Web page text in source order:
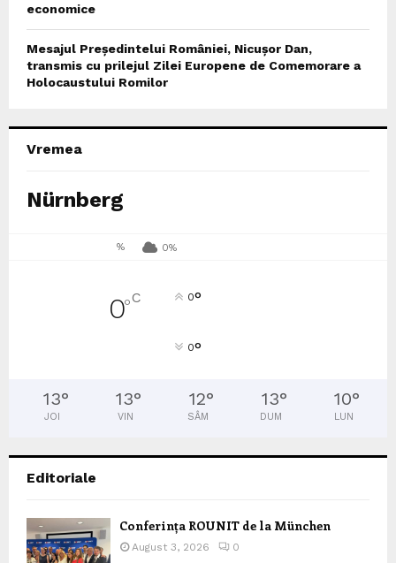
economice
Mesajul Președintelui României, Nicușor Dan,
transmis cu prilejul Zilei Europene de Comemorare a
Holocaustului Romilor
Vremea
Nürnberg
% 0%
0°C 0°
0°
13°
JOI
13°
VIN
12°
SÂM
13°
DUM
10°
LUN
Editoriale
Conferința ROUNIT de la München
August 3, 2026 0